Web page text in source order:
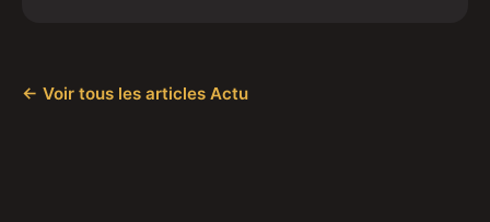
← Voir tous les articles Actu